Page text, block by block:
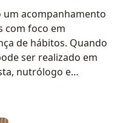
um acompanhamento
com foco em
de hábitos. Quando
ser realizado em
nutrólogo e
um cuidado
e baseado em